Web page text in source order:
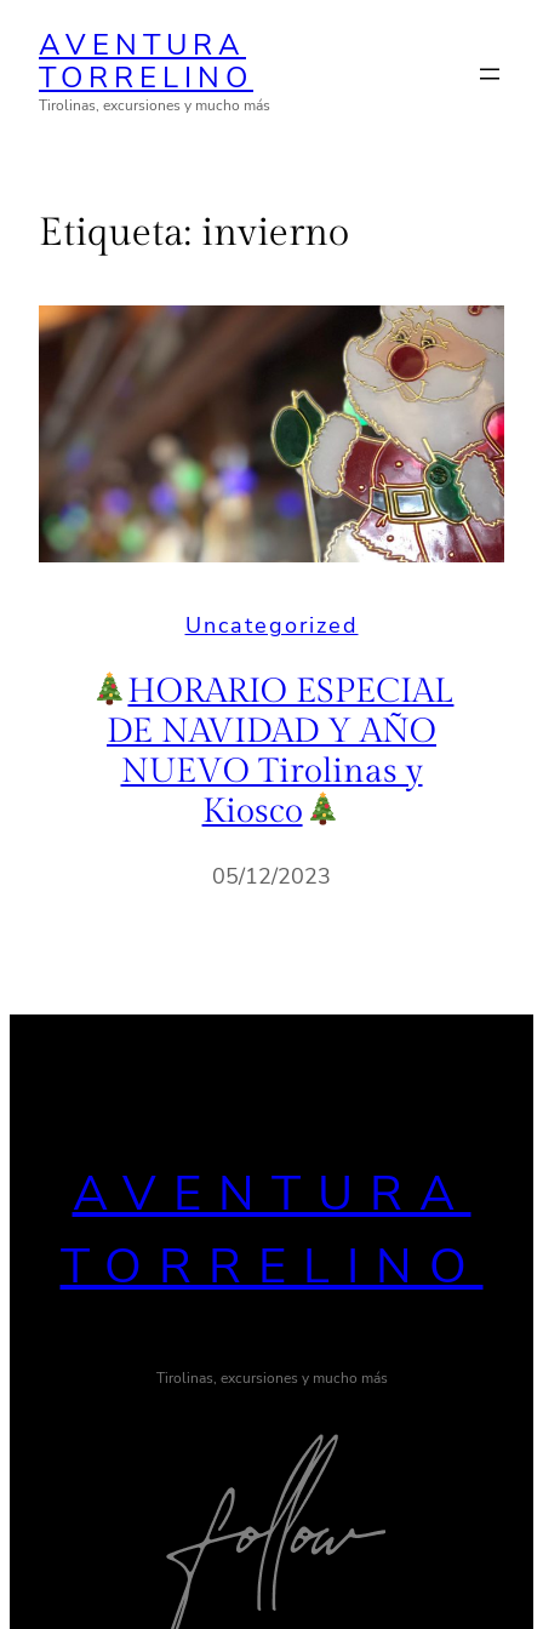
contenido
AVENTURA
TORRELINO
Tirolinas, excursiones y mucho más
Etiqueta: invierno
Uncategorized
HORARIO ESPECIAL
DE NAVIDAD Y AÑO
NUEVO Tirolinas y
Kiosco
05/12/2023
AVENTURA
TORRELINO
Tirolinas, excursiones y mucho más